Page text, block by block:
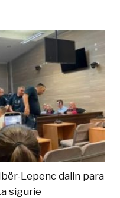
Lepenc dalin para
sigurie